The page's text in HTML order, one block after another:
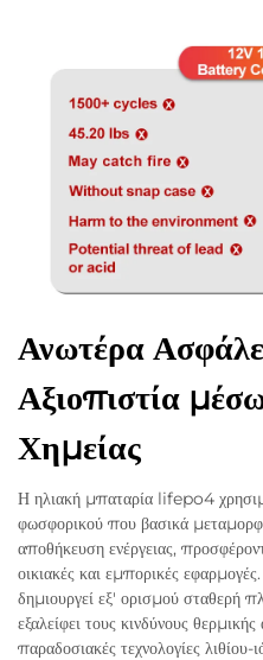
Ανωτέρα
Αξιοπιστία
Χημείας
Η ηλιακή μπαταρία lifepo4
φωσφορικού που βασικά
αποθήκευση ενέργειας,
οικιακές και εμπορικές
δημιουργεί εξ' ορισμού σταθερή
εξαλείφει τους κινδύνους
παραδοσιακές τεχνολογίες